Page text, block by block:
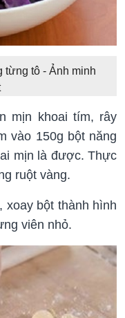
từng tô - Ảnh minh
mịn khoai tím, rây
vào 150g bột năng
mịn là được. Thực
ruột vàng.
xoay bột thành hình
viên nhỏ.